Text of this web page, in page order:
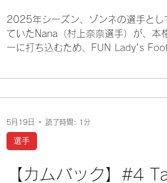
2025年シーズン、ゾンネの選手とし
ていたNana（村上奈奈選手）が、本
ーに打ち込むため、FUN Lady's
とだろう。 日本一を目指すゾンネに
となること、間違いなし！
【カムバック】#4
選手
5月19日 読了時間: 1分